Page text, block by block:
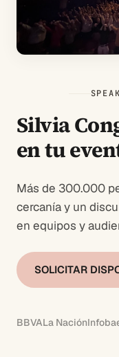
Silvia
en tu
Más de 300.000
cercanía y un
en equipos y
SOLICITAR
BBVALa Nación